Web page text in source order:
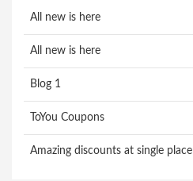
All new is here
All new is here
Blog 1
ToYou Coupons
Amazing discounts at single place